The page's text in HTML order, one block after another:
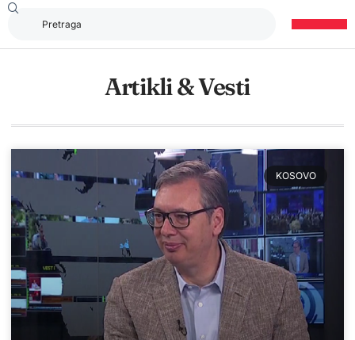
Artikli & Vesti
KOSOVO